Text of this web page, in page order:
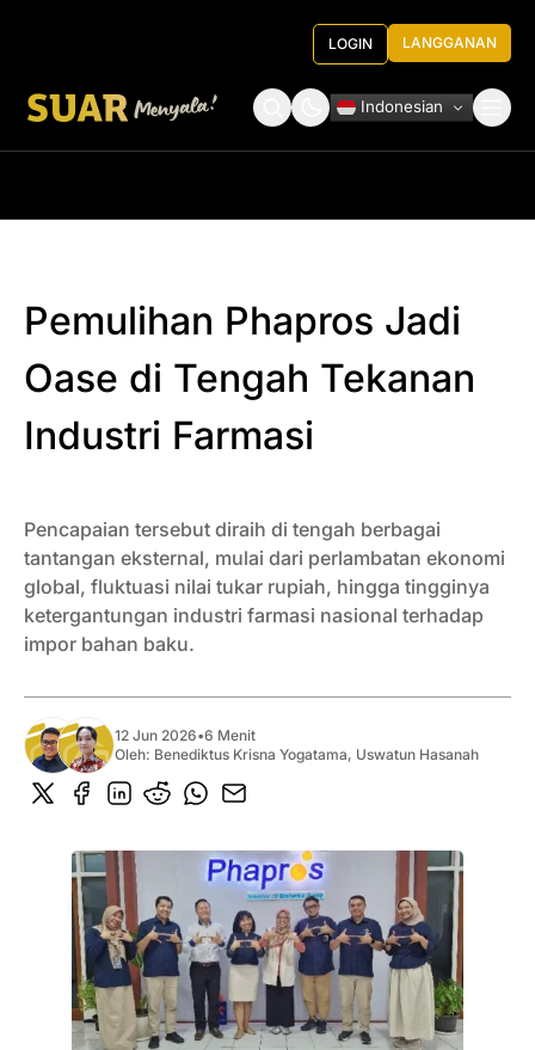
LOGIN LANGGANAN
Indonesian
Pemulihan Phapros Jadi
Oase di Tengah Tekanan
Industri Farmasi
Pencapaian tersebut diraih di tengah berbagai
tantangan eksternal, mulai dari perlambatan ekonomi
global, fluktuasi nilai tukar rupiah, hingga tingginya
ketergantungan industri farmasi nasional terhadap
impor bahan baku.
12 Jun 2026•6 Menit
Oleh: Benediktus Krisna Yogatama, Uswatun Hasanah